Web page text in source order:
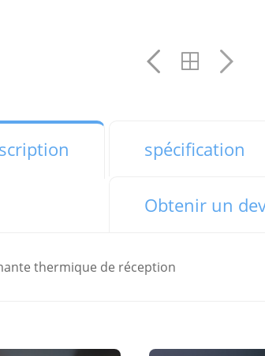
spécification
Obtenir un
thermique de réception